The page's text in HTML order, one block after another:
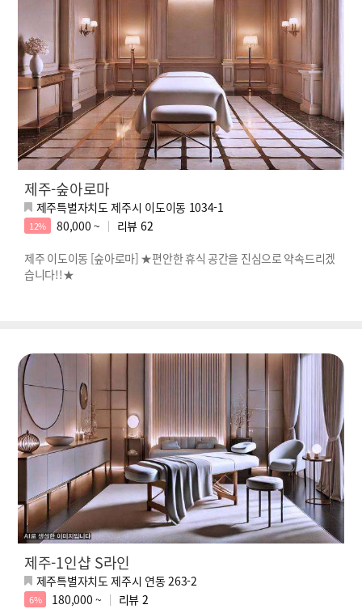
제주-숲아로마
제주특별자치도 제주시 이도이동 1034-1
12% 80,000 ~ 리뷰 62
제주 이도이동 [숲아로마] ★편안한 휴식 공간을 진심으로 약속드리겠
습니다!!★
제주-1인샵 S라인
제주특별자치도 제주시 연동 263-2
6% 180,000 ~ 리뷰 2